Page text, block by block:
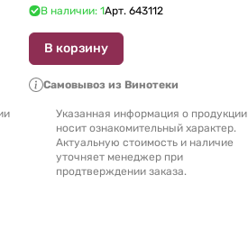
В наличии: 1Арт. 643112
В корзину
Самовывоз из Винотеки
Указанная информация о продукции
носит ознакомительный характер.
Актуальную стоимость и наличие
уточняет менеджер при
продтверждении заказа.